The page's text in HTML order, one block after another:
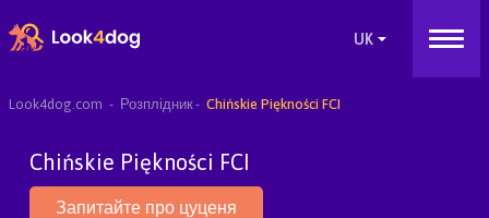
Look4dog.com Розплідник Chińskie Piękności FCI
Chińskie Piękności FCI
Запитайте про цуценя